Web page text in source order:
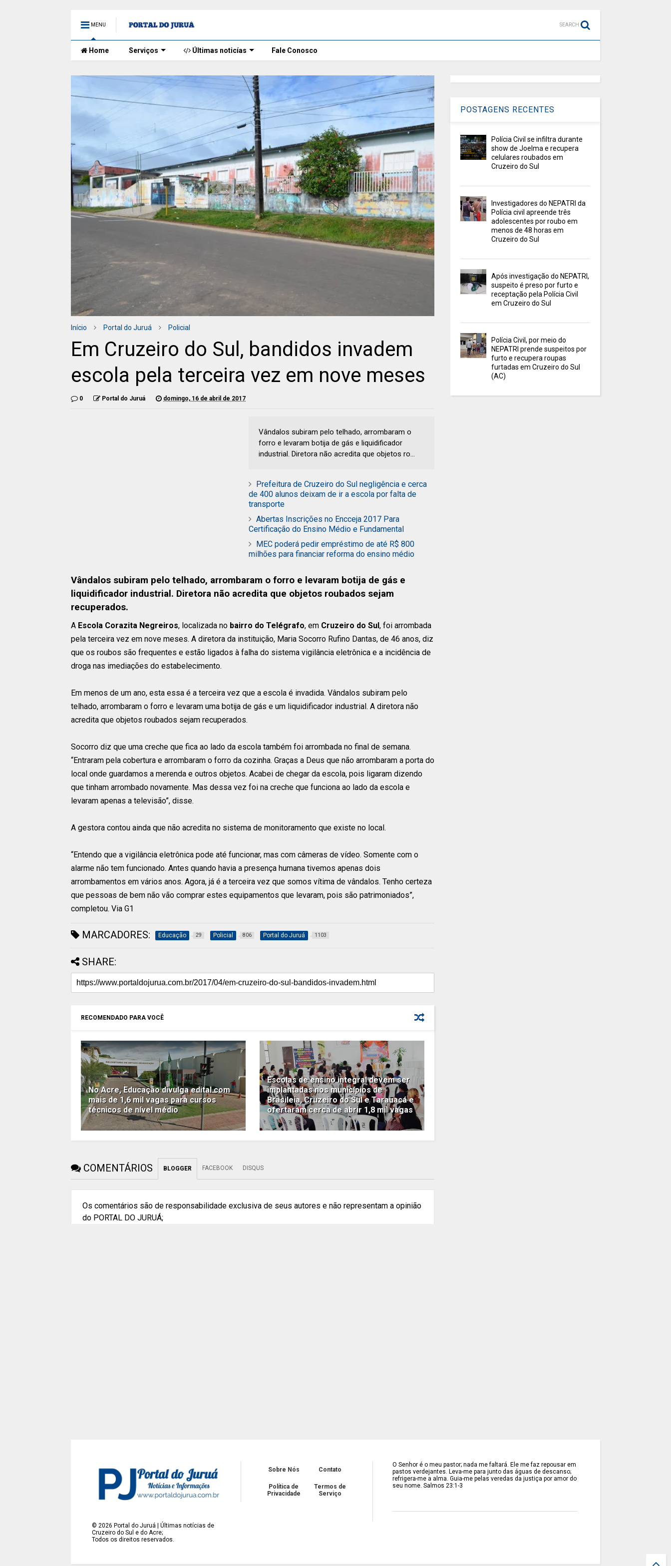
MENU SEARCH
Home Serviços Últimas noticías Fale Conosco
Início Portal do Juruá Policial
Em Cruzeiro do Sul, bandidos invadem
escola pela terceira vez em nove meses
0 Portal do Juruá domingo, 16 de abril de 2017
Vândalos subiram pelo telhado, arrombaram o
forro e levaram botija de gás e liquidificador
industrial. Diretora não acredita que objetos ro...
Prefeitura de Cruzeiro do Sul negligência e cerca
de 400 alunos deixam de ir a escola por falta de
transporte
Abertas Inscrições no Encceja 2017 Para
Certificação do Ensino Médio e Fundamental
MEC poderá pedir empréstimo de até R$ 800
milhões para financiar reforma do ensino médio
Vândalos subiram pelo telhado, arrombaram o forro e levaram botija de gás e
liquidificador industrial. Diretora não acredita que objetos roubados sejam
recuperados.
A Escola Corazita Negreiros, localizada no bairro do Telégrafo, em Cruzeiro do Sul , foi arrombada
pela terceira vez em nove meses. A diretora da instituição, Maria Socorro Rufino Dantas, de 46 anos, diz
que os roubos são frequentes e estão ligados à falha do sistema vigilância eletrônica e a incidência de
droga nas imediações do estabelecimento.
Em menos de um ano, esta essa é a terceira vez que a escola é invadida. Vândalos subiram pelo
telhado, arrombaram o forro e levaram uma botija de gás e um liquidificador industrial. A diretora não
acredita que objetos roubados sejam recuperados.
Socorro diz que uma creche que fica ao lado da escola também foi arrombada no final de semana.
“Entraram pela cobertura e arrombaram o forro da cozinha. Graças a Deus que não arrombaram a porta do
local onde guardamos a merenda e outros objetos. Acabei de chegar da escola, pois ligaram dizendo
que tinham arrombado novamente. Mas dessa vez foi na creche que funciona ao lado da escola e
levaram apenas a televisão”, disse.
A gestora contou ainda que não acredita no sistema de monitoramento que existe no local.
“Entendo que a vigilância eletrônica pode até funcionar, mas com câmeras de vídeo. Somente com o
alarme não tem funcionado. Antes quando havia a presença humana tivemos apenas dois
arrombamentos em vários anos. Agora, já é a terceira vez que somos vítima de vândalos. Tenho certeza
que pessoas de bem não vão comprar estes equipamentos que levaram, pois são patrimoniados”,
completou. Via G1
MARCADORES: Educação 29 Policial 806 Portal do Juruá 1103
SHARE:
RECOMENDADO PARA VOCÊ
No Acre, Educação divulga edital com
mais de 1,6 mil vagas para cursos
técnicos de nível médio
Escolas de ensino integral devem ser
implantadas nos municípios de
Brasileia, Cruzeiro do Sul e Tarauacá e
ofertaram cerca de abrir 1,8 mil vagas
COMENTÁRIOS BLOGGER FACEBOOK DISQUS
Os comentários são de responsabilidade exclusiva de seus autores e não representam a opinião
do PORTAL DO JURUÁ;
POSTAGENS RECENTES
Polícia Civil se infiltra durante
show de Joelma e recupera
celulares roubados em
Cruzeiro do Sul
Investigadores do NEPATRI da
Polícia civil apreende três
adolescentes por roubo em
menos de 48 horas em
Cruzeiro do Sul
Após investigação do NEPATRI,
suspeito é preso por furto e
receptação pela Polícia Civil
em Cruzeiro do Sul
Polícia Civil, por meio do
NEPATRI prende suspeitos por
furto e recupera roupas
furtadas em Cruzeiro do Sul
(AC)
© 2026 Portal do Juruá | Últimas notícias de
Cruzeiro do Sul e do Acre;
Todos os direitos reservados.
Sobre Nós Contato
Política de
Privacidade
Termos de
Serviço
O Senhor é o meu pastor; nada me faltará. Ele me faz repousar em
pastos verdejantes. Leva-me para junto das águas de descanso;
refrigera-me a alma. Guia-me pelas veredas da justiça por amor do
seu nome. Salmos 23:1-3